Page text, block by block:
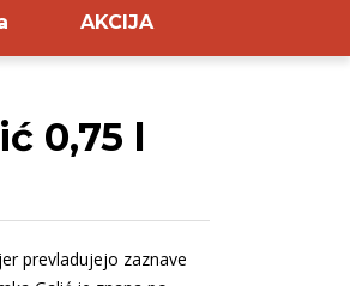
AKCIJA
0,75 l
prevladujejo zaznave